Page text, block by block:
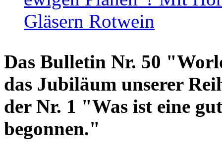
Gläsern Rotwein
Das Bulletin Nr. 50
das Jubiläum unserer
der Nr. 1 "Was ist eine
begonnen."